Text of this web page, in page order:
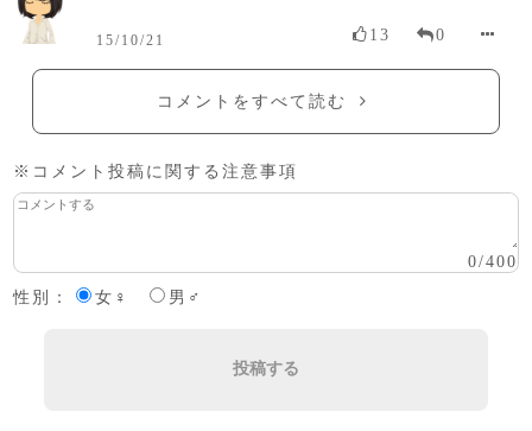
15/10/21 13 0
コメントをすべて読む
※コメント投稿に関する注意事項
0/400
性別：
女♀ 男♂
投稿する